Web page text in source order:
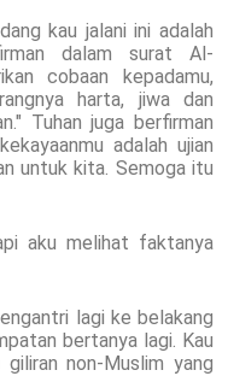
kau jalani ini adalah
dalam surat Al-
cobaan kepadamu,
harta, jiwa dan
Tuhan juga berfirman
adalah ujian
untuk kita. Semoga itu
aku melihat faktanya
lagi ke belakang
bertanya lagi. Kau
non-Muslim yang